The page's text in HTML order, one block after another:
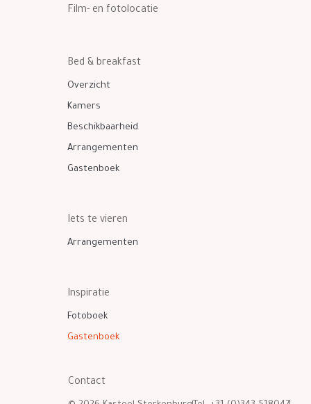
Film- en fotolocatie
Bed & breakfast
Overzicht
Kamers
Beschikbaarheid
Arrangementen
Gastenboek
Iets te vieren
Arrangementen
Inspiratie
Fotoboek
Gastenboek
Contact